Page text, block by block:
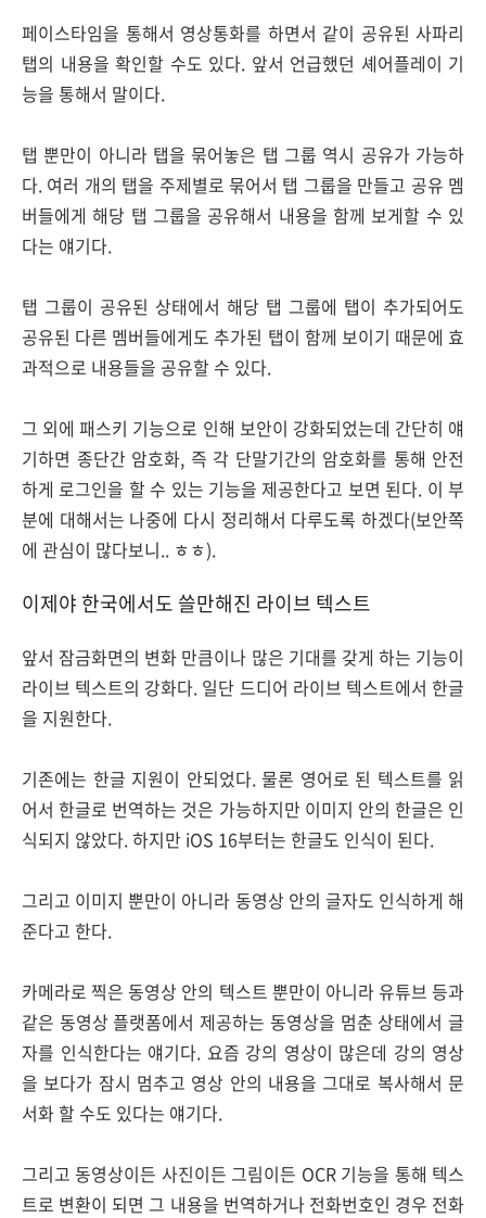
페이스타임을 통해서 영상통화를 하면서 같이 공유된 사파리
탭의 내용을 확인할 수도 있다. 앞서 언급했던 셰어플레이 기
능을 통해서 말이다.
탭 뿐만이 아니라 탭을 묶어놓은 탭 그룹 역시 공유가 가능하
다. 여러 개의 탭을 주제별로 묶어서 탭 그룹을 만들고 공유 멤
버들에게 해당 탭 그룹을 공유해서 내용을 함께 보게할 수 있
다는 얘기다.
탭 그룹이 공유된 상태에서 해당 탭 그룹에 탭이 추가되어도
공유된 다른 멤버들에게도 추가된 탭이 함께 보이기 때문에 효
과적으로 내용들을 공유할 수 있다.
그 외에 패스키 기능으로 인해 보안이 강화되었는데 간단히 얘
기하면 종단간 암호화, 즉 각 단말기간의 암호화를 통해 안전
하게 로그인을 할 수 있는 기능을 제공한다고 보면 된다. 이 부
분에 대해서는 나중에 다시 정리해서 다루도록 하겠다(보안쪽
에 관심이 많다보니.. ㅎㅎ).
이제야 한국에서도 쓸만해진 라이브 텍스트
앞서 잠금화면의 변화 만큼이나 많은 기대를 갖게 하는 기능이
라이브 텍스트의 강화다. 일단 드디어 라이브 텍스트에서 한글
을 지원한다.
기존에는 한글 지원이 안되었다. 물론 영어로 된 텍스트를 읽
어서 한글로 번역하는 것은 가능하지만 이미지 안의 한글은 인
식되지 않았다. 하지만 iOS 16부터는 한글도 인식이 된다.
그리고 이미지 뿐만이 아니라 동영상 안의 글자도 인식하게 해
준다고 한다.
카메라로 찍은 동영상 안의 텍스트 뿐만이 아니라 유튜브 등과
같은 동영상 플랫폼에서 제공하는 동영상을 멈춘 상태에서 글
자를 인식한다는 얘기다. 요즘 강의 영상이 많은데 강의 영상
을 보다가 잠시 멈추고 영상 안의 내용을 그대로 복사해서 문
서화 할 수도 있다는 얘기다.
그리고 동영상이든 사진이든 그림이든 OCR 기능을 통해 텍스
트로 변환이 되면 그 내용을 번역하거나 전화번호인 경우 전화